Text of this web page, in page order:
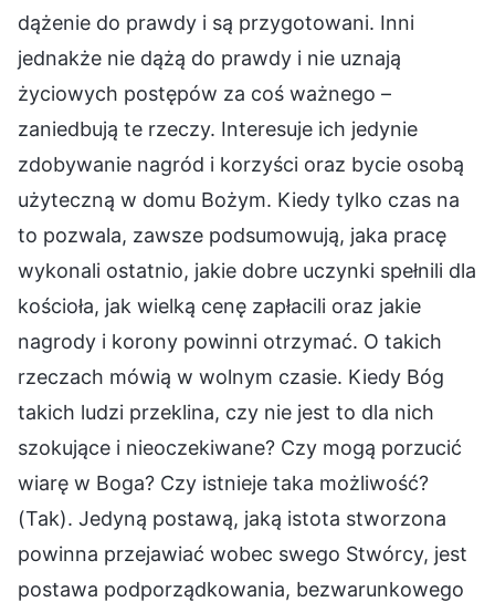
dążenie do prawdy i są przygotowani. Inni
jednakże nie dążą do prawdy i nie uznają
życiowych postępów za coś ważnego –
zaniedbują te rzeczy. Interesuje ich jedynie
zdobywanie nagród i korzyści oraz bycie osobą
użyteczną w domu Bożym. Kiedy tylko czas na
to pozwala, zawsze podsumowują, jaka pracę
wykonali ostatnio, jakie dobre uczynki spełnili dla
kościoła, jak wielką cenę zapłacili oraz jakie
nagrody i korony powinni otrzymać. O takich
rzeczach mówią w wolnym czasie. Kiedy Bóg
takich ludzi przeklina, czy nie jest to dla nich
szokujące i nieoczekiwane? Czy mogą porzucić
wiarę w Boga? Czy istnieje taka możliwość?
(Tak). Jedyną postawą, jaką istota stworzona
powinna przejawiać wobec swego Stwórcy, jest
postawa podporządkowania, bezwarunkowego